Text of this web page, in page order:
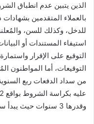
الذين يتبين عدم انطباق
بالعملاء المتقدمين
للدخل، وكذلك للسن،
استيفاء المستندات أو
التوقيع على الإقرار
التوقيعات، أما المواطنون
من سداد الدفعات ربع
وقدرها 3 سنوات حيث يبدأ سداد الدفعة الأولى في 1 أبريل 2021.